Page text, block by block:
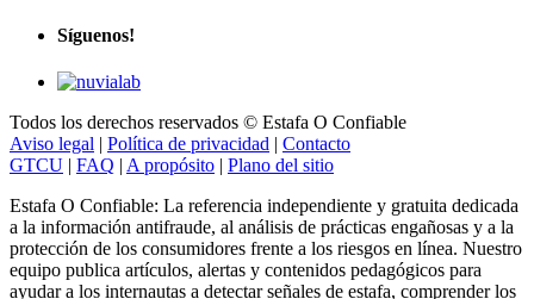
Síguenos!
Todos los derechos reservados © Estafa O Confiable
Aviso legal | Política de privacidad | Contacto
GTCU | FAQ | A propósito | Plano del sitio
Estafa O Confiable: La referencia independiente y gratuita dedicada
a la información antifraude, al análisis de prácticas engañosas y a la
protección de los consumidores frente a los riesgos en línea. Nuestro
equipo publica artículos, alertas y contenidos pedagógicos para
ayudar a los internautas a detectar señales de estafa, comprender los